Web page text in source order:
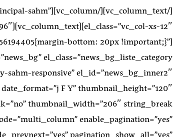
principal-sahm”
bottom: 20px !important;}”
F Y” thumbnail_height=”120″
enable_pagination=”yes”